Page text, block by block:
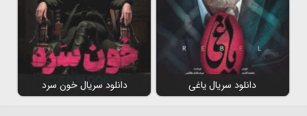
دانلود سریال یاغی دانلود سریال خون سرد